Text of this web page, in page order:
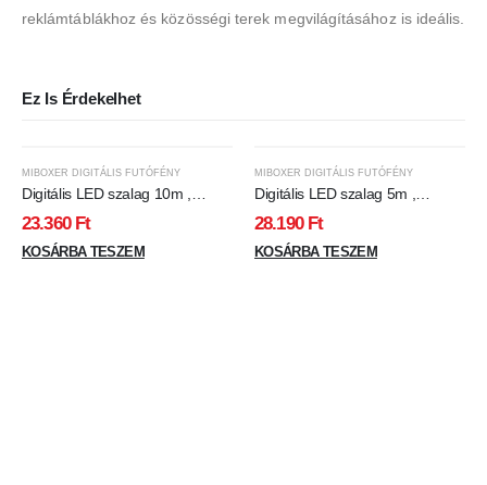
reklámtáblákhoz és közösségi terek megvilágításához is ideális.
Ez Is Érdekelhet
MIBOXER DIGITÁLIS FUTÓFÉNY
Digitális LED szalag 10m ,
futófény , hideg fehér , 24V ,
120 LED/m , 10 W/m , Miboxer ,
SPI1N01L
23.360 Ft
KOSÁRBA TESZEM
MIBOXER DIGITÁLIS FUTÓFÉNY
Digitális LED szalag 5m ,
futófény , RGBW , W=hideg
fehér , 24V , COB , DOTLESS ,
784 LED/m , 7 W/m , Miboxer ,
28.190 Ft
KOSÁRBA TESZEM